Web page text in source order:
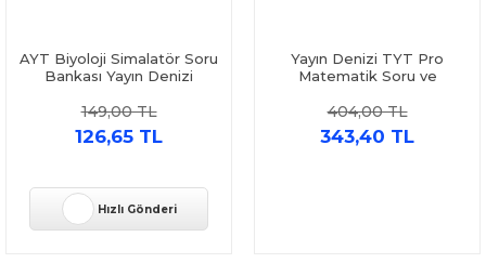
AYT Biyoloji Simalatör Soru
Bankası Yayın Denizi
149,00 TL
126,65 TL
Hızlı Gönderi
Yayın Denizi TYT Pro
Matematik Soru ve
404,00 TL
343,40 TL